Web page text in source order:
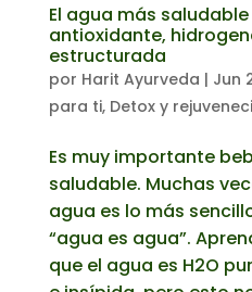
El agua más
antioxidante,
estructurada
por Harit Ayurveda | Jun
para ti, Detox y
Es muy importante
saludable. Muchas
agua es lo más
“agua es agua”.
que el agua es H2O